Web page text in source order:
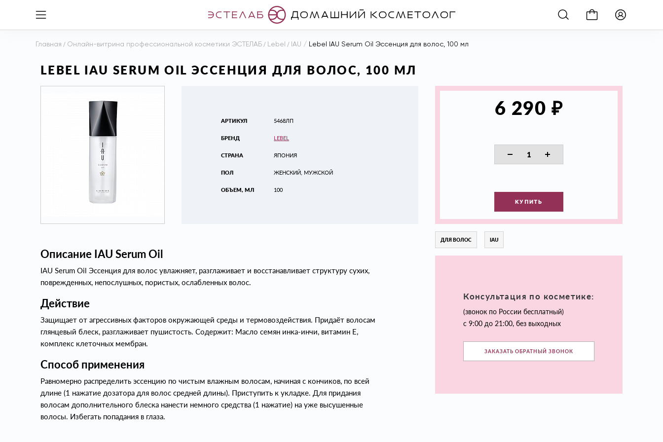
Главная / Онлайн-витрина профессиональной косметики ЭСТЕЛАБ / Lebel / IAU / Lebel IAU Serum Oil Эссенция для волос, 100 мл
LEBEL IAU SERUM OIL ЭССЕНЦИЯ ДЛЯ ВОЛОС, 100 МЛ
АРТИКУЛ
БРЕНД
СТРАНА
ПОЛ
ОБЪЕМ, МЛ
5468ЛП
LEBEL
ЯПОНИЯ
ЖЕНСКИЙ, МУЖСКОЙ
100
6 290 ₽
КУПИТЬ
Описание IAU Serum Oil
IAU Serum Oil Эссенция для волос увлажняет, разглаживает и восстанавливает структуру сухих,
поврежденных, непослушных, пористых, ослабленных волос.
Действие
Защищает от агрессивных факторов окружающей среды и термовоздействия. Придаёт волосам
глянцевый блеск, разглаживает пушистость. Содержит: Масло семян инка-инчи, витамин Е,
комплекс клеточных мембран.
Способ применения
Равномерно распределить эссенцию по чистым влажным волосам, начиная с кончиков, по всей
длине (1 нажатие дозатора для волос средней длины). Приступить к укладке. Для придания
волосам дополнительного блеска нанести немного средства (1 нажатие) на уже высушенные
волосы. Избегать попадания в глаза.
ДЛЯ ВОЛОС IAU
Консультация по косметике:
(звонок по России бесплатный)
с 9:00 до 21:00, без выходных
ЗАКАЗАТЬ ОБРАТНЫЙ ЗВОНОК